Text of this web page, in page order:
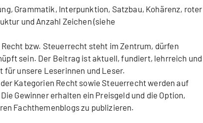
Grammatik, Interpunktion, Satzbau, Kohärenz, roter
und Anzahl Zeichen (siehe
Recht bzw. Steuerrecht steht im Zentrum, dürfen
sein. Der Beitrag ist aktuell, fundiert, lehrreich und
unsere Leserinnen und Leser.
Kategorien Recht sowie Steuerrecht werden auf
Gewinner erhalten ein Preisgeld und die Option,
Fachthemenblogs zu publizieren.